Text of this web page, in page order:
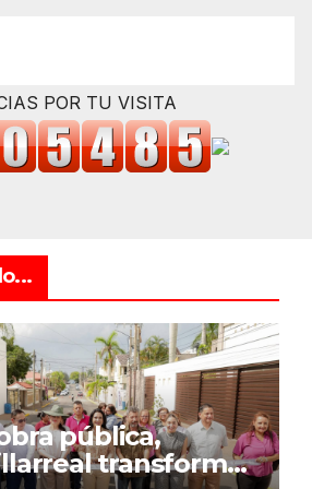
POR TU VISITA
pública,
transforma